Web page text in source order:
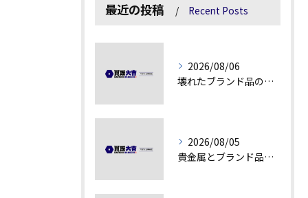
最近の投稿 Recent Posts
2026/08/06
壊れたブランド品の価値を見極める技術とは
2026/08/05
貴金属とブランド品の価値変動を見極める方法